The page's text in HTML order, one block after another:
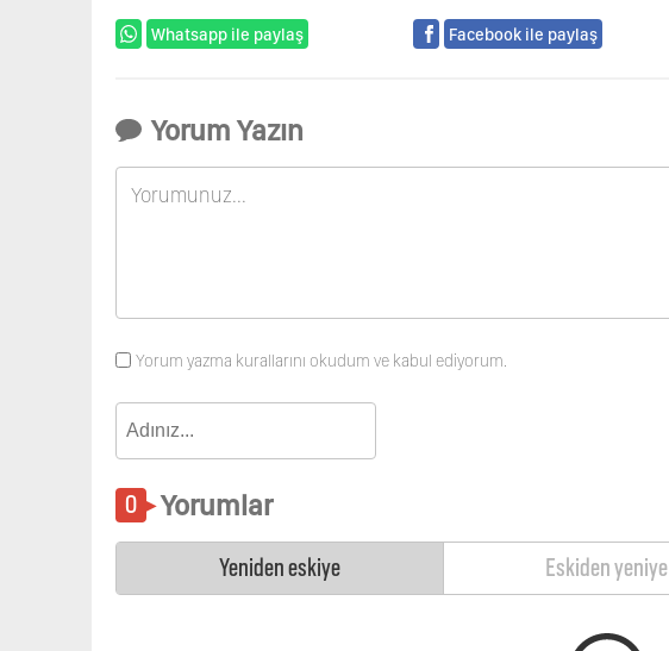
Whatsapp ile paylaş Facebook ile paylaş
Yorum Yazın
Yorum yazma kurallarını okudum ve kabul ediyorum.
Yorumlar
Yeniden eskiye Eskiden yeniye